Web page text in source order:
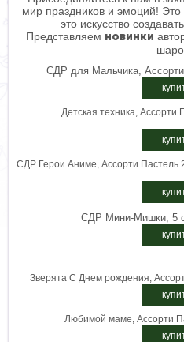
мир праздников и эмоций!
это искусство
Представляем новинки
СДР для Мальчика,
Детская техника,
СДР Герои Аниме, Ассорти Пастель
СДР Мини-Мишки, 5
Зверята С Днем рождения,
Любимой маме, Ассорти